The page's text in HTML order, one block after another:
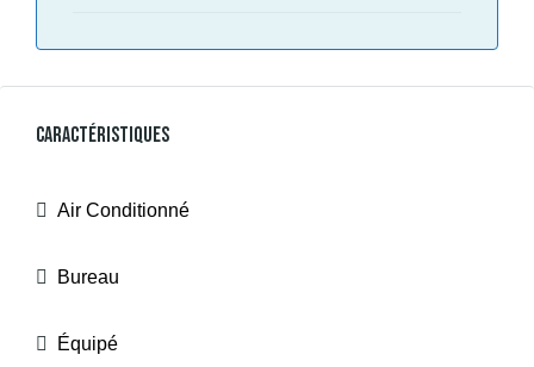
Caractéristiques
Air Conditionné
Bureau
Équipé